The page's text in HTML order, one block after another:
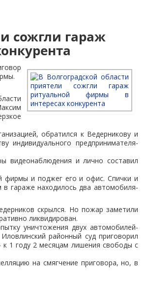
сожгли гараж
обратился к Ведерникову и
индивидуального предпринимателя-
видеонаблюдения и лично составил
фирмы и поджег его и офис. Спички и
гараже находилось два автомобиля-
скрылся. Но пожар заметили
ликвидирован.
уничтожения двух автомобилей-
районный суд приговорил
1 году 2 месяцам лишения свободы с
на смягчение приговора, но, в